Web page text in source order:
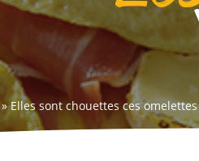
»Elles sont chouettes ces